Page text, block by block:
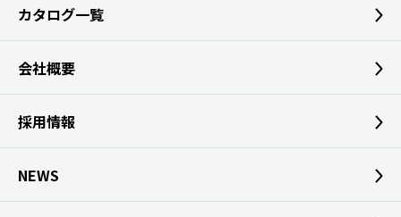
カタログ一覧
会社概要
採用情報
NEWS